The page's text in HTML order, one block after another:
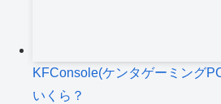
KFConsole(ケンタゲーミング
いくら？